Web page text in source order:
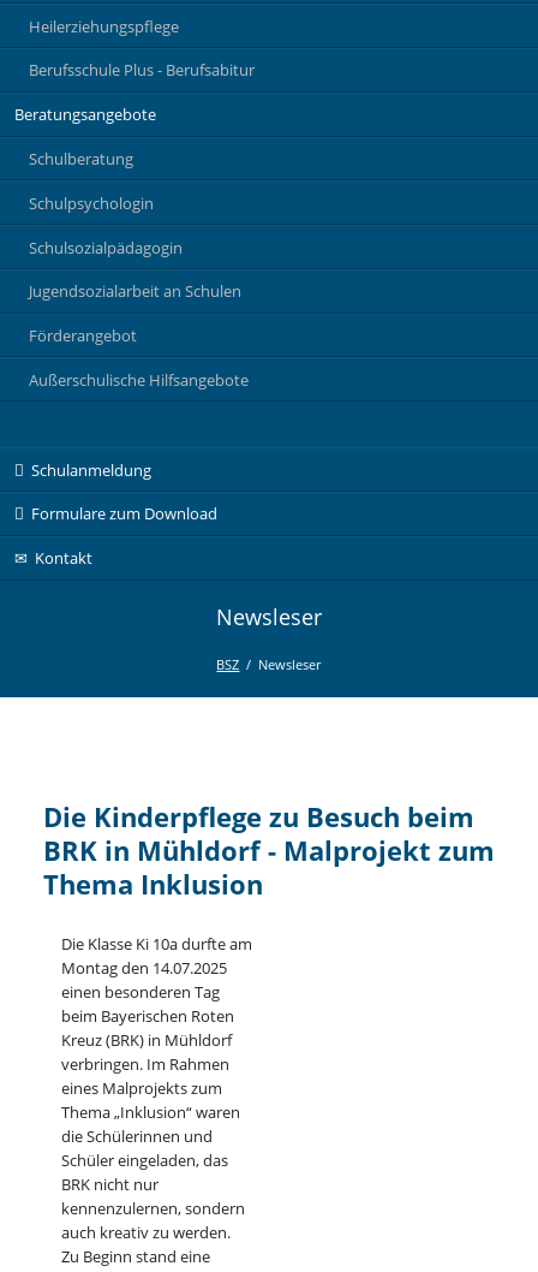
Heilerziehungspflege
Berufsschule Plus - Berufsabitur
Beratungsangebote
Schulberatung
Schulpsychologin
Schulsozialpädagogin
Jugendsozialarbeit an Schulen
Förderangebot
Außerschulische Hilfsangebote
überspringen
Schulanmeldung
Formulare zum Download
Kontakt
Newsleser
BSZ Newsleser
Die Kinderpflege zu Besuch beim
BRK in Mühldorf - Malprojekt zum
Thema Inklusion
Die Klasse Ki 10a durfte am
Montag den 14.07.2025
einen besonderen Tag
beim Bayerischen Roten
Kreuz (BRK) in Mühldorf
verbringen. Im Rahmen
eines Malprojekts zum
Thema „Inklusion“ waren
die Schülerinnen und
Schüler eingeladen, das
BRK nicht nur
kennenzulernen, sondern
auch kreativ zu werden.
Zu Beginn stand eine